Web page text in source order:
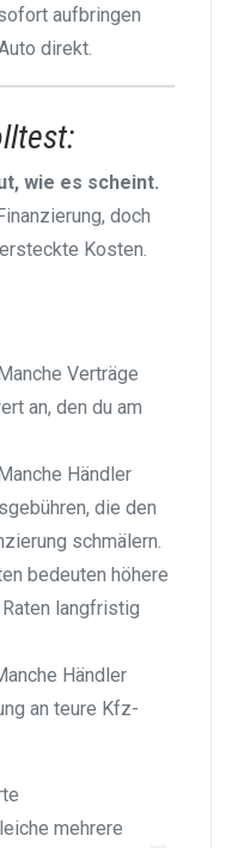
aufbringen
direkt.
wie es scheint.
doch
Kosten.
Verträge
an, den du am
Händler
die den
schmälern.
bedeuten höhere
langfristig
Händler
an teure Kfz-
mehrere